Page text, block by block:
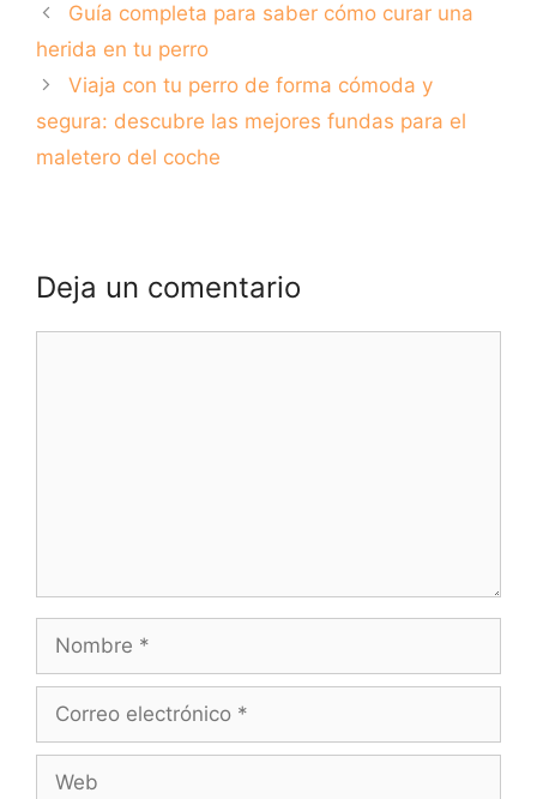
cachorro:
características,
cuidados y
curiosidades
Cuidados
Guía completa para saber cómo curar una
herida en tu perro
Viaja con tu perro de forma cómoda y
segura: descubre las mejores fundas para el
maletero del coche
Deja un comentario